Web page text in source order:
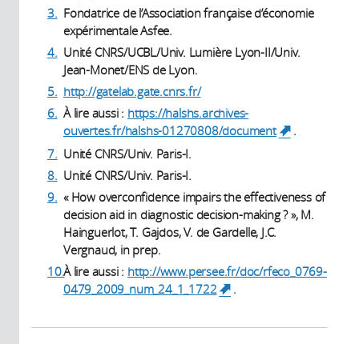
3. Fondatrice de l’Association française d’économie
expérimentale Asfee.
4. Unité CNRS/UCBL/Univ. Lumière Lyon-II/Univ.
Jean-Monet/ENS de Lyon.
5. http://gatelab.gate.cnrs.fr/
6. À lire aussi : https://halshs.archives-
ouvertes.fr/halshs-01270808/document
(link is
.
7. Unité CNRS/Univ. Paris-I.
8. Unité CNRS/Univ. Paris-I.
9. « How overconfidence impairs the effectiveness of
decision aid in diagnostic decision-making ? », M.
Hainguerlot, T. Gajdos, V. de Gardelle, J.C.
Vergnaud, in prep.
10.À lire aussi : http://www.persee.fr/doc/rfeco_0769-
0479_2009_num_24_1_1722
.